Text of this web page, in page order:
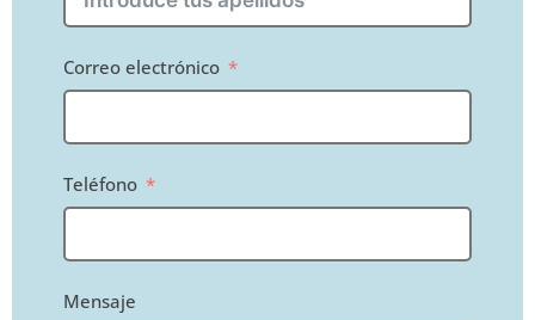
Correo electrónico
Teléfono
Mensaje